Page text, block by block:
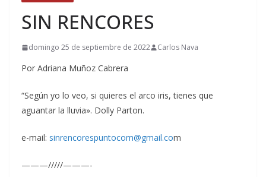
SIN RENCORES
domingo 25 de septiembre de 2022 Carlos Nava
Por Adriana Muñoz Cabrera
“Según yo lo veo, si quieres el arco iris, tienes que
aguantar la lluvia». Dolly Parton.
e-mail: sinrencorespuntocom@gmail.com
———/////———-